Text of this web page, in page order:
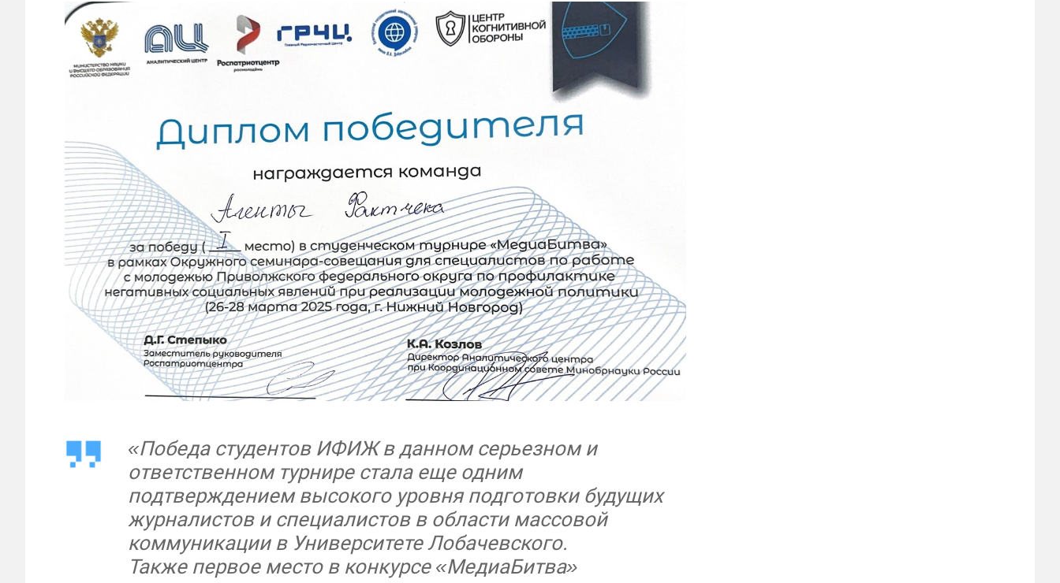
«Победа студентов ИФИЖ в данном серьезном и
ответственном турнире стала еще одним
подтверждением высокого уровня подготовки будущих
журналистов и специалистов в области массовой
коммуникации в Университете Лобачевского.
Также первое место в конкурсе «МедиаБитва»